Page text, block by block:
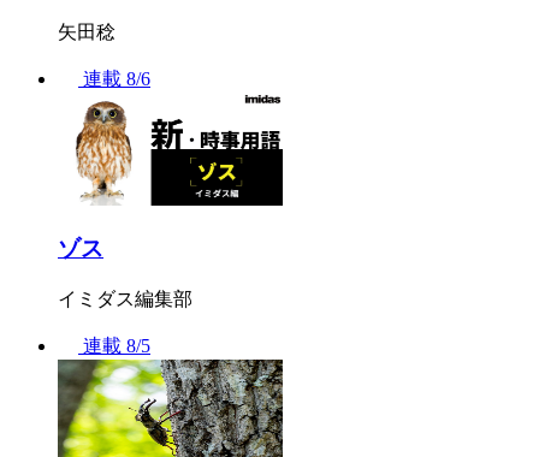
矢田稔
連載 8/6
ゾス
イミダス編集部
連載 8/5